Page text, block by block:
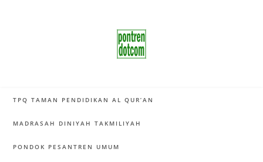
TPQ TAMAN PENDIDIKAN AL QUR’AN
MADRASAH DINIYAH TAKMILIYAH
PONDOK PESANTREN UMUM